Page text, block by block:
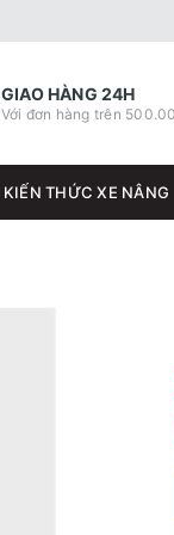
GIAO HÀNG 24H
Với đơn hàng trên
KIẾN THỨC XE NÂNG